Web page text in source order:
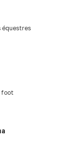
équestres
foot